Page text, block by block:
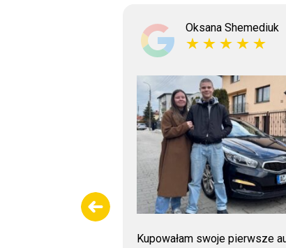
Oksana Shemediuk
Kupowałam swoje pierwsze